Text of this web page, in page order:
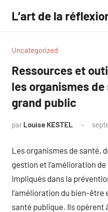
contenu
L’art de la
Uncategorized
Ressources et
les organismes
grand public
par Louise KESTEL
Les organismes de santé,
gestion et l’amélioration
impliqués dans la
l’amélioration du bien-être
santé publique. Ils opèrent